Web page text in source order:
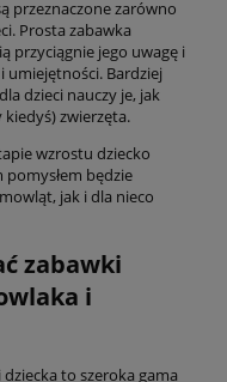
przeznaczone zarówno
Prosta zabawka
przyciągnie jego uwagę i
umiejętności. Bardziej
dzieci nauczy je, jak
kiedyś) zwierzęta.
wzrostu dziecko
będzie
jak i dla nieco
zabawki
i
to szeroka gama